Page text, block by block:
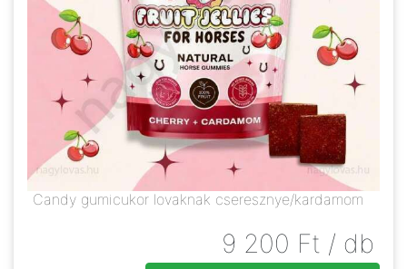
Candy gumicukor lovaknak cseresznye/kardamom
9 200 Ft / db